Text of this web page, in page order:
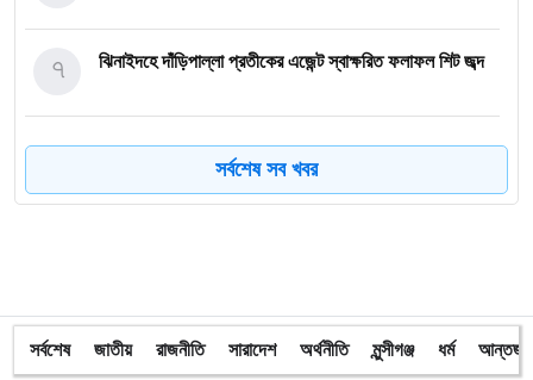
ঝিনাইদহে দাঁড়িপাল্লা প্রতীকের এজেন্ট স্বাক্ষরিত ফলাফল শিট জব্দ
৭
ত্রয়োদশ জাতীয় নির্বাচন, শান্তিপূর্ণ ও নিরপেক্ষ হোক
৮
অবরুদ্ধ জামায়াত নেতাকে উদ্ধার করলেন এনসিপি নেত্রী ডা. মিতু
১০
সর্বশেষ সব খবর
সর্বশেষ জাতীয় রাজনীতি সারাদেশ অর্থনীতি মুন্সীগঞ্জ ধর্ম